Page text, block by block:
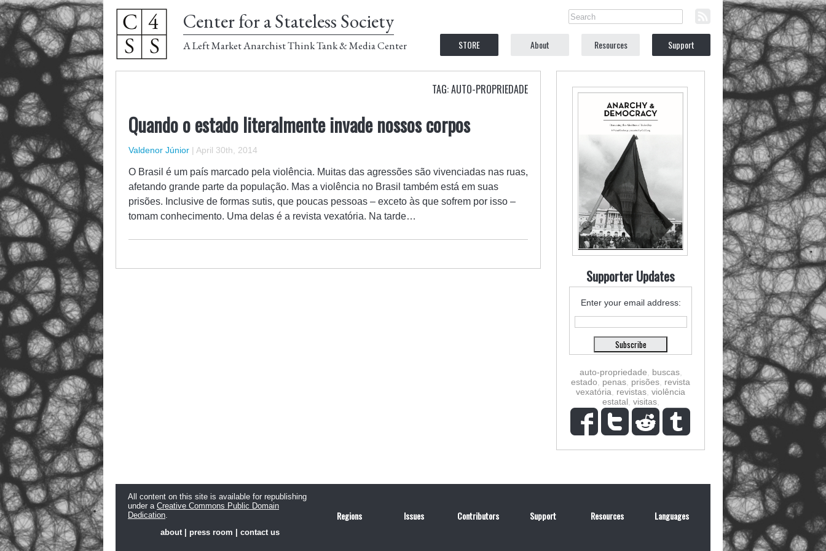
Center for a Stateless Society
A Left Market Anarchist Think Tank & Media Center STORE About Resources Support
TAG: AUTO-PROPRIEDADE
Quando o estado literalmente invade nossos corpos
Valdenor Júnior | April 30th, 2014
O Brasil é um país marcado pela violência. Muitas das agressões são vivenciadas nas ruas,
afetando grande parte da população. Mas a violência no Brasil também está em suas
prisões. Inclusive de formas sutis, que poucas pessoas – exceto às que sofrem por isso –
tomam conhecimento. Uma delas é a revista vexatória. Na tarde…
Supporter Updates
Enter your email address:
auto-propriedade buscas,
estado
penas prisões revista
vexatória
revistas violência
estatal visitas,
All content on this site is available for republishing
under a Creative Commons Public Domain
Dedication.
about| press room contact us
Regions Issues Contributors Support Resources Languages